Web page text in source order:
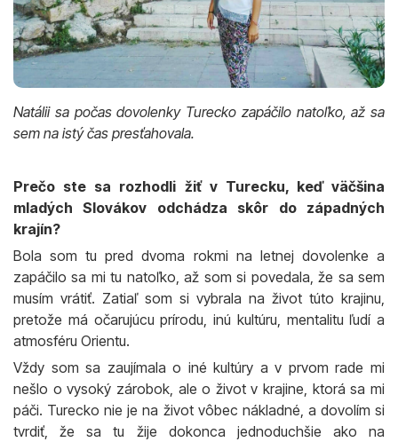
Natálii sa počas dovolenky Turecko zapáčilo natoľko, až sa
sem na istý čas presťahovala.
Prečo ste sa rozhodli žiť v Turecku, keď väčšina
mladých Slovákov odchádza skôr do západných
krajín?
Bola som tu pred dvoma rokmi na letnej dovolenke a
zapáčilo sa mi tu natoľko, až som si povedala, že sa sem
musím vrátiť. Zatiaľ som si vybrala na život túto krajinu,
pretože má očarujúcu prírodu, inú kultúru, mentalitu ľudí a
atmosféru Orientu.
Vždy som sa zaujímala o iné kultúry a v prvom rade mi
nešlo o vysoký zárobok, ale o život v krajine, ktorá sa mi
páči. Turecko nie je na život vôbec nákladné, a dovolím si
tvrdiť, že sa tu žije dokonca jednoduchšie ako na